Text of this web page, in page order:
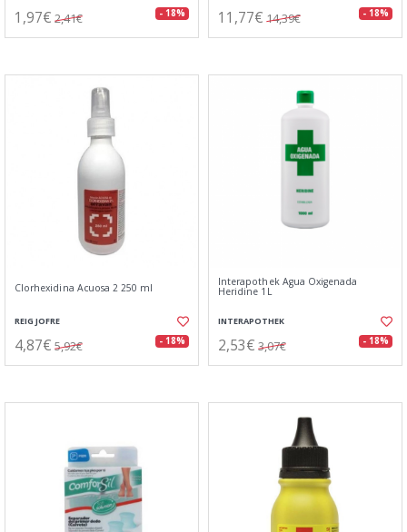
1,97€ 2,41€ - 18% 11,77€ 14,39€ - 18%
Clorhexidina Acuosa 2 250 ml
REIG JOFRE
4,87€ 5,92€ - 18%
Interapothek Agua Oxigenada
Heridine 1L
INTERAPOTHEK
2,53€ 3,07€ - 18%